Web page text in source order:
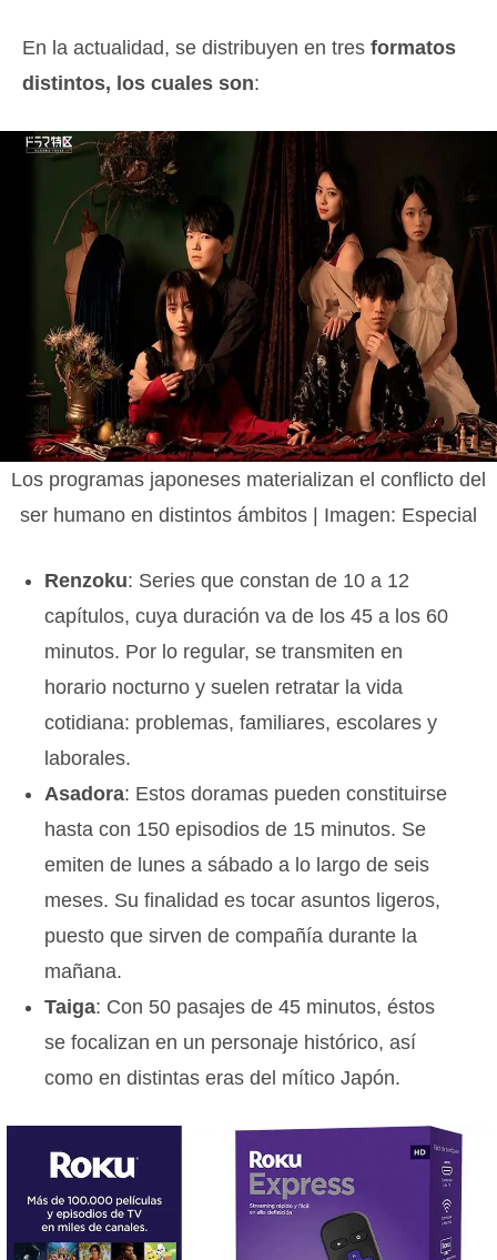
En la actualidad, se distribuyen en tres formatos
distintos, los cuales son:
Los programas japoneses materializan el conflicto del
ser humano en distintos ámbitos | Imagen: Especial
Renzoku: Series que constan de 10 a 12
capítulos, cuya duración va de los 45 a los 60
minutos. Por lo regular, se transmiten en
horario nocturno y suelen retratar la vida
cotidiana: problemas, familiares, escolares y
laborales.
Asadora: Estos doramas pueden constituirse
hasta con 150 episodios de 15 minutos. Se
emiten de lunes a sábado a lo largo de seis
meses. Su finalidad es tocar asuntos ligeros,
puesto que sirven de compañía durante la
mañana.
Taiga: Con 50 pasajes de 45 minutos, éstos
se focalizan en un personaje histórico, así
como en distintas eras del mítico Japón.